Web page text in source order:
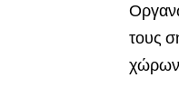
τους
χώρων